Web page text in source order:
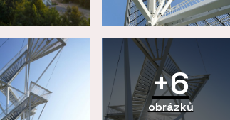
+6
obrázků